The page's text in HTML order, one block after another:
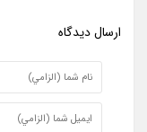
ارسال ديدگاه